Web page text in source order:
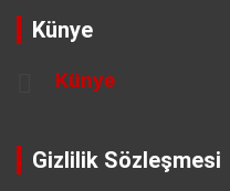
Künye
Künye
Gizlilik Sözleşmesi